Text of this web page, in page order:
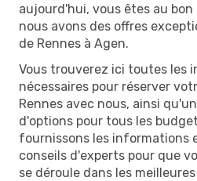
aujourd'hui, vous êtes au bon
nous avons des offres
de Rennes à Agen.
Vous trouverez ici toutes les
nécessaires pour réserver
Rennes avec nous, ainsi
d'options pour tous les
fournissons les informations
conseils d'experts pour que
se déroule dans les